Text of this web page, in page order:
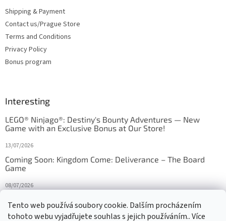
Tento web používá soubory cookie. Dalším procházením
tohoto webu vyjadřujete souhlas s jejich používáním.. Více
Shipping & Payment
Contact us/Prague Store
Terms and Conditions
Privacy Policy
Bonus program
Interesting
LEGO® Ninjago®: Destiny's Bounty Adventures — New
Game with an Exclusive Bonus at Our Store!
13/07/2026
Coming Soon: Kingdom Come: Deliverance – The Board
Game
08/07/2026
27/10/2025